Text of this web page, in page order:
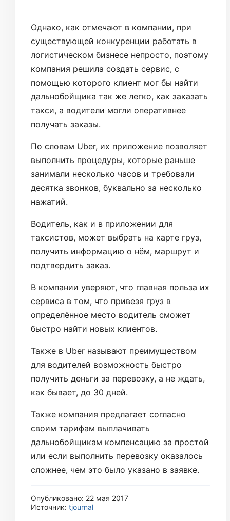
Однако, как отмечают в компании, при
существующей конкуренции работать в
логистическом бизнесе непросто, поэтому
компания решила создать сервис, с
помощью которого клиент мог бы найти
дальнобойщика так же легко, как заказать
такси, а водители могли оперативнее
получать заказы.
По словам Uber, их приложение позволяет
выполнить процедуры, которые раньше
занимали несколько часов и требовали
десятка звонков, буквально за несколько
нажатий.
Водитель, как и в приложении для
таксистов, может выбрать на карте груз,
получить информацию о нём, маршрут и
подтвердить заказ.
В компании уверяют, что главная польза их
сервиса в том, что привезя груз в
определённое место водитель сможет
быстро найти новых клиентов.
Также в Uber называют преимуществом
для водителей возможность быстро
получить деньги за перевозку, а не ждать,
как бывает, до 30 дней.
Также компания предлагает согласно
своим тарифам выплачивать
дальнобойщикам компенсацию за простой
или если выполнить перевозку оказалось
сложнее, чем это было указано в заявке.
Опубликовано: 22 мая 2017
Источник: tjournal